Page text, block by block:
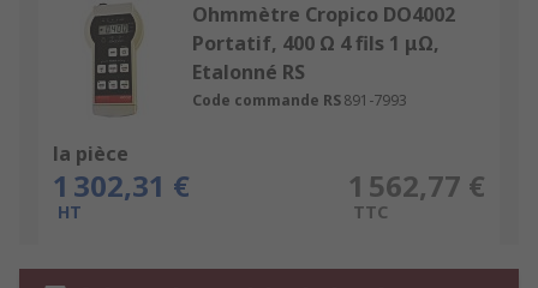
Ohmmètre Cropico DO4002
Portatif, 400 Ω 4 fils 1 μΩ,
Etalonné RS
Code commande RS891-7993
la pièce
1 302,31 €
HT
1 562,77 €
TTC